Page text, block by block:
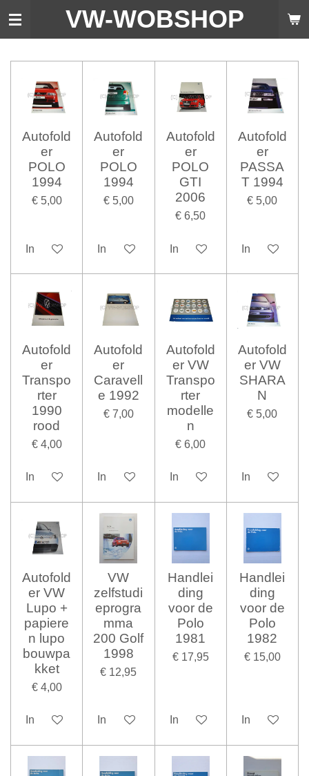
Ga
de
hoofdinhoud
VW-WOBSHOP
Autofold
er
POLO
1994
€ 5,00
In winkelwagen
Autofold
er
POLO
1994
€ 5,00
In winkelwagen
Autofold
er
POLO
GTI
2006
€ 6,50
In winkelwagen
Autofold
er
PASSA
T 1994
€ 5,00
In
Autofold
er
Transpo
rter
1990
rood
€ 4,00
In winkelwagen
Autofold
er
Caravell
e 1992
€ 7,00
In winkelwagen
Autofold
er VW
Transpo
rter
modelle
n
€ 6,00
In winkelwagen
Autofold
er VW
SHARA
N
€ 5,00
In
Autofold
er VW
Lupo +
papiere
n lupo
bouwpa
kket
€ 4,00
In winkelwagen
VW
zelfstudi
eprogra
mma
200 Golf
1998
€ 12,95
In winkelwagen
Handlei
ding
voor de
Polo
1981
€ 17,95
In winkelwagen
Handlei
ding
voor de
Polo
1982
€ 15,00
In